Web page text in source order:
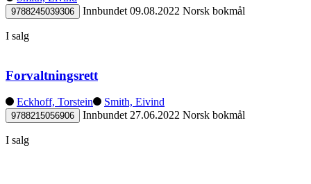
9788245039306 Innbundet 09.08.2022 Norsk bokmål
I salg
Forvaltningsrett
Eckhoff, Torstein Smith, Eivind
9788215056906 Innbundet 27.06.2022 Norsk bokmål
I salg